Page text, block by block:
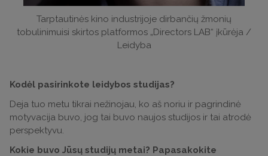
Tarptautinės kino industrijoje dirbančių žmonių
tobulinimuisi skirtos platformos „Directors LAB“ įkūrėja /
Leidyba
Kodėl pasirinkote leidybos studijas?
Deja tuo metu tikrai nežinojau, ko aš noriu ir pagrindinė
motyvacija buvo, jog tai buvo naujos studijos ir tai atrodė
perspektyvu.
Kokie buvo Jūsų studijų metai? Papasakokite